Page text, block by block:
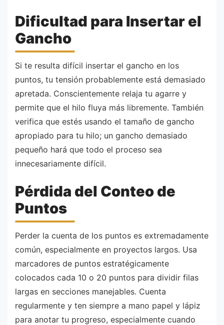
Dificultad para Insertar el
Gancho
Si te resulta difícil insertar el gancho en los
puntos, tu tensión probablemente está demasiado
apretada. Conscientemente relaja tu agarre y
permite que el hilo fluya más libremente. También
verifica que estés usando el tamaño de gancho
apropiado para tu hilo; un gancho demasiado
pequeño hará que todo el proceso sea
innecesariamente difícil.
Pérdida del Conteo de
Puntos
Perder la cuenta de los puntos es extremadamente
común, especialmente en proyectos largos. Usa
marcadores de puntos estratégicamente
colocados cada 10 o 20 puntos para dividir filas
largas en secciones manejables. Cuenta
regularmente y ten siempre a mano papel y lápiz
para anotar tu progreso, especialmente cuando